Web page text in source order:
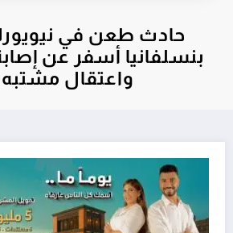
حادث طعن في
واعتقال مشتبه